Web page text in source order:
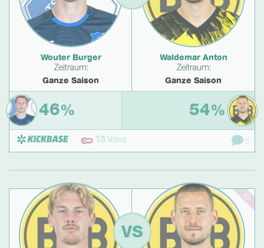
Wouter Burger
Zeitraum:
Ganze Saison
Waldemar Anton
Zeitraum:
Ganze Saison
46% 54%
13Votes 0
VS